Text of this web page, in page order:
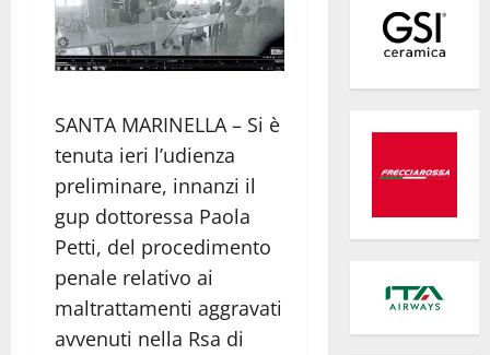
SANTA MARINELLA – Si è
tenuta ieri l’udienza
preliminare, innanzi il
gup dottoressa Paola
Petti, del procedimento
penale relativo ai
maltrattamenti aggravati
avvenuti nella Rsa di